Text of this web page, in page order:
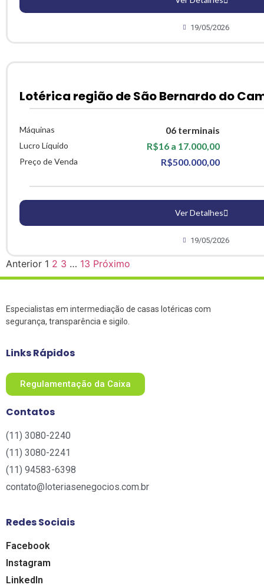
19/05/2026
Lotérica região de São Bernardo do
Máquinas 06 terminais
Lucro Líquido R$16 a 17.000,00
Preço de Venda R$500.000,00
Ver Detalhes
19/05/2026
Anterior 1 2 3 … 13 Próximo
Especialistas em intermediação de casas lotéricas com
segurança, transparência e sigilo.
Links Rápidos
Regulamentação da Caixa
Contatos
(11) 3080-2240​
(11) 3080-2241​
(11) 94583-6398
contato@loteriasenegocios.com.br​
Redes Sociais
Facebook
Instagram
LinkedIn